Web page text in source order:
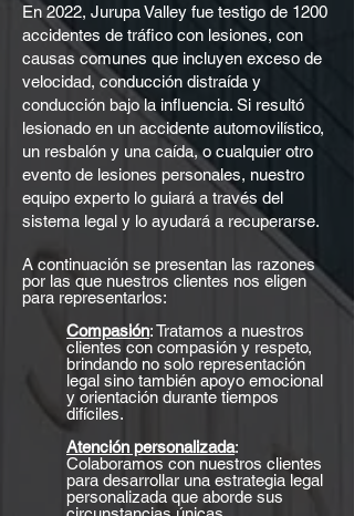
En 2022, Jurupa Valley fue testigo de 1200
accidentes de tráfico con lesiones, con
causas comunes que incluyen exceso de
velocidad, conducción distraída y
conducción bajo la influencia. Si resultó
lesionado en un accidente automovilístico,
un resbalón y una caída, o cualquier otro
evento de lesiones personales, nuestro
equipo experto lo guiará a través del
sistema legal y lo ayudará a recuperarse.
A continuación se presentan las razones
por las que nuestros clientes nos eligen
para representarlos:
Compasión: Tratamos a nuestros
clientes con compasión y respeto,
brindando no solo representación
legal sino también apoyo emocional
y orientación durante tiempos
difíciles.
Atención personalizada:
Colaboramos con nuestros clientes
para desarrollar una estrategia legal
personalizada que aborde sus